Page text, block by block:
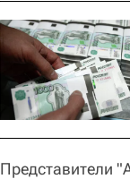
Представители